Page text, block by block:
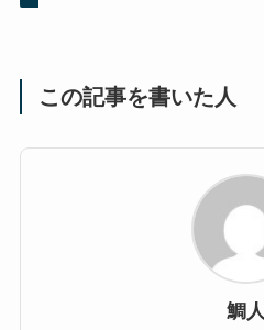
この記事を書いた人
鯛人